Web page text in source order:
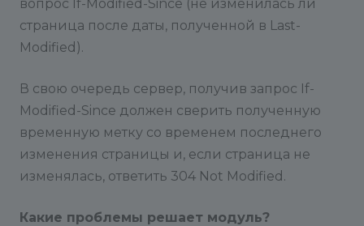
вопрос If-Modified-Since (не изменилась ли
страница после даты, полученной в Last-
Modified).
В свою очередь сервер, получив запрос If-
Modified-Since должен сверить полученную
временную метку со временем последнего
изменения страницы и, если страница не
изменялась, ответить 304 Not Modified.
Какие проблемы решает модуль?